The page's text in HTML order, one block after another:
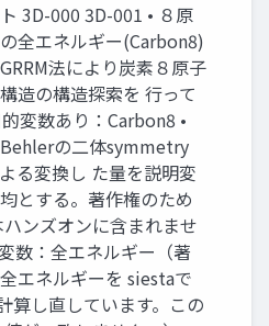
3D-000 3D-001 • ８原
全エネルギー(Carbon8)
法により炭素８原子
造の構造探索を 行って
変数あり：Carbon8 •
の二体symmetry
る変換し た量を説明変
とする。著作権のため
ンズオンに含まれませ
数：全エネルギー（著
エネルギーを siestaで
算し直しています。この